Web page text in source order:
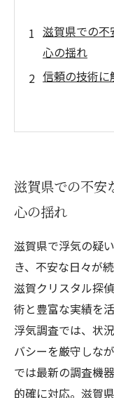
滋賀県での不
心の揺れ
信頼の技術
証拠を掴む
添うサポート
浮気調査の結
なぜ滋賀ク
か？地域密
浮気調査で
の見つけ方と
滋賀県での不安
心の揺れ
滋賀県で浮気の疑
き、不安な日々が
滋賀クリスタル探
術と豊富な実績を
浮気調査では、状
バシーを厳守しな
では最新の調査機
的確に対応。滋賀